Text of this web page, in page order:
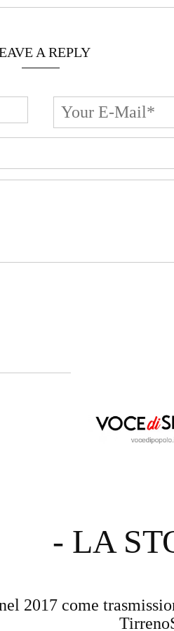
A REPLY
- LA
2017 come